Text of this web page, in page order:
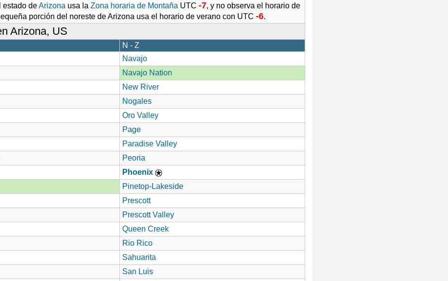
estado deArizona usa la Zona horaria de Montaña UTC -7, y no observa el horario de
porción del noreste de Arizona usa el horario de verano con UTC -6.
Arizona, US
N - Z
Navajo
Navajo Nation
New River
Nogales
Oro Valley
Page
Paradise Valley
Peoria
Phoenix
Pinetop-Lakeside
Prescott
Prescott Valley
Queen Creek
Rio Rico
Sahuarita
San Luis